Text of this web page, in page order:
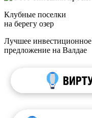
Клубные поселки
на берегу озер
Лучшее инвестиционное
предложение на Валдае